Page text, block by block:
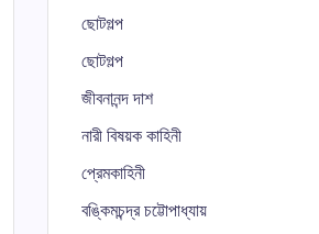
ছোটগল্প
ছোটগল্প
জীবনানন্দ দাশ
নারী বিষয়ক কাহিনী
প্রেমকাহিনী
বঙ্কিমচন্দ্র চট্টোপাধ্যায়